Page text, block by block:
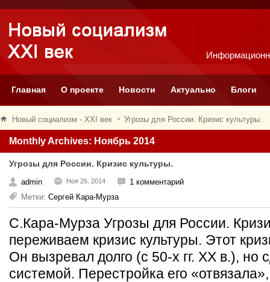
Главная О проекте Новости Актуально Блоги
Новый социализм - XXI век Угрозы для России. Кризис культуры.
Monthly Archives: Ноябрь 2014
Угрозы для России. Кризис культуры.
admin Ноя 26, 2014
1 комментарий
Метки: Сергей Кара-Мурза
С.Кара-Мурза Угрозы для России.
переживаем кризис культуры. Этот
Он вызревал долго (с 50-х гг. ХХ в.), но
системой. Перестройка его